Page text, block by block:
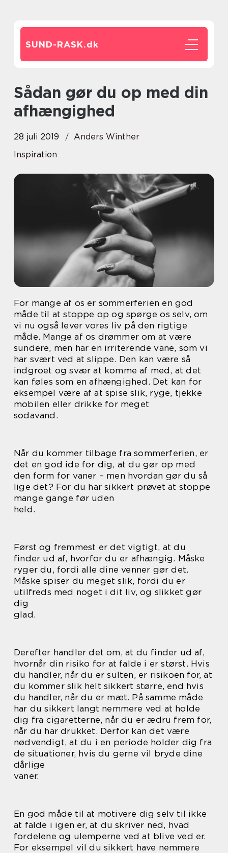
SUND-RASK.dk
Sådan gør du op med din
afhængighed
28 juli 2019
Anders Winther
Inspiration
For mange af os er sommerferien en god
måde til at stoppe op og spørge os selv, om
vi nu også lever vores liv på den rigtige
måde. Mange af os drømmer om at være
sundere, men har en irriterende vane, som vi
har svært ved at slippe. Den kan være så
indgroet og svær at komme af med, at det
kan føles som en afhængighed. Det kan for
eksempel være af at spise slik, ryge, tjekke
mobilen eller drikke for meget
sodavand.
Når du kommer tilbage fra sommerferien, er
det en god ide for dig, at du gør op med
den form for vaner – men hvordan gør du så
lige det? For du har sikkert prøvet at stoppe
mange gange før uden
held.
Først og fremmest er det vigtigt, at du
finder ud af, hvorfor du er afhængig. Måske
ryger du, fordi alle dine venner gør det.
Måske spiser du meget slik, fordi du er
utilfreds med noget i dit liv, og slikket gør
dig
glad.
Derefter handler det om, at du finder ud af,
hvornår din risiko for at falde i er størst. Hvis
du handler, når du er sulten, er risikoen for, at
du kommer slik helt sikkert større, end hvis
du handler, når du er mæt. På samme måde
har du sikkert langt nemmere ved at holde
dig fra cigaretterne, når du er ædru frem for,
når du har drukket. Derfor kan det være
nødvendigt, at du i en periode holder dig fra
de situationer, hvis du gerne vil bryde dine
dårlige
vaner.
En god måde til at motivere dig selv til ikke
at falde i igen er, at du skriver ned, hvad
fordelene og ulemperne ved at blive ved er.
For eksempel vil du sikkert have nemmere